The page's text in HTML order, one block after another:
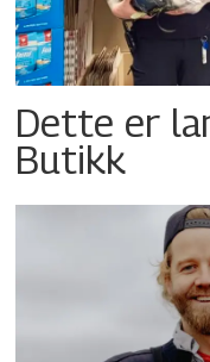
Dette er
Butikk